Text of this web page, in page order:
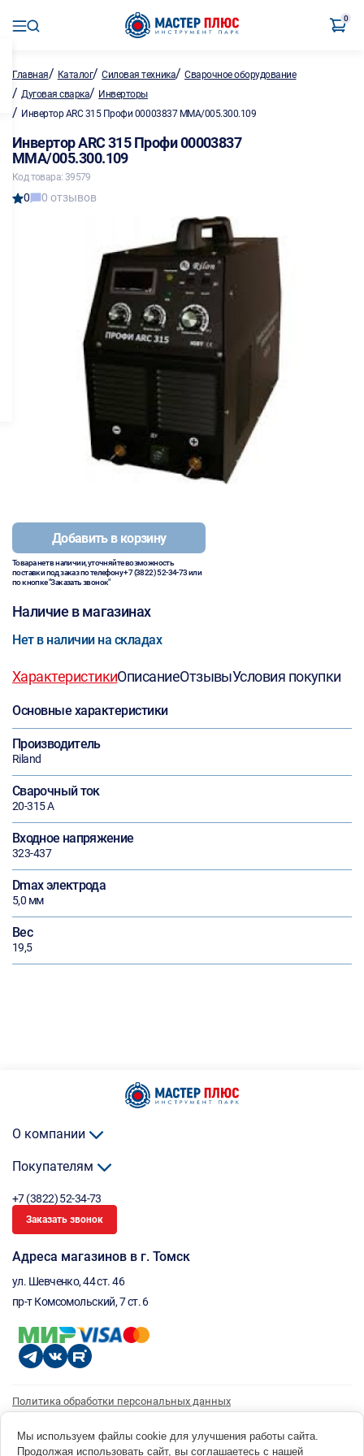
0
Главная/ Каталог/Силовая техника/Сварочное оборудование
/ Дуговая сварка/ Инверторы
/ Инвертор ARC 315 Профи 00003837 MMA/005.300.109
Инвертор ARC 315 Профи 00003837
MMA/005.300.109
Код товара: 39579
0 0 отзывов
Добавить в корзину
Товара нет в наличии, уточняйте возможность
поставки под заказ по телефону+7 (3822) 52-34-73или
по кнопке "Заказать звонок"
Наличие в магазинах
Нет в наличии на складах
ХарактеристикиОписаниеОтзывыУсловия покупки
Основные характеристики
Производитель
Riland
Сварочный ток
20-315 А
Входное напряжение
323-437
Dmax электрода
5,0 мм
Вес
19,5
О компании
Покупателям
+7 (3822) 52-34-73
Заказать звонок
Адреса магазинов в г. Томск
ул. Шевченко, 44 ст. 46
пр-т Комсомольский, 7 ст. 6
Политика обработки персональных данных
Согласие на получение рассылки
Мы используем файлы cookie для улучшения работы сайта.
Продолжая использовать сайт, вы соглашаетесь с нашей